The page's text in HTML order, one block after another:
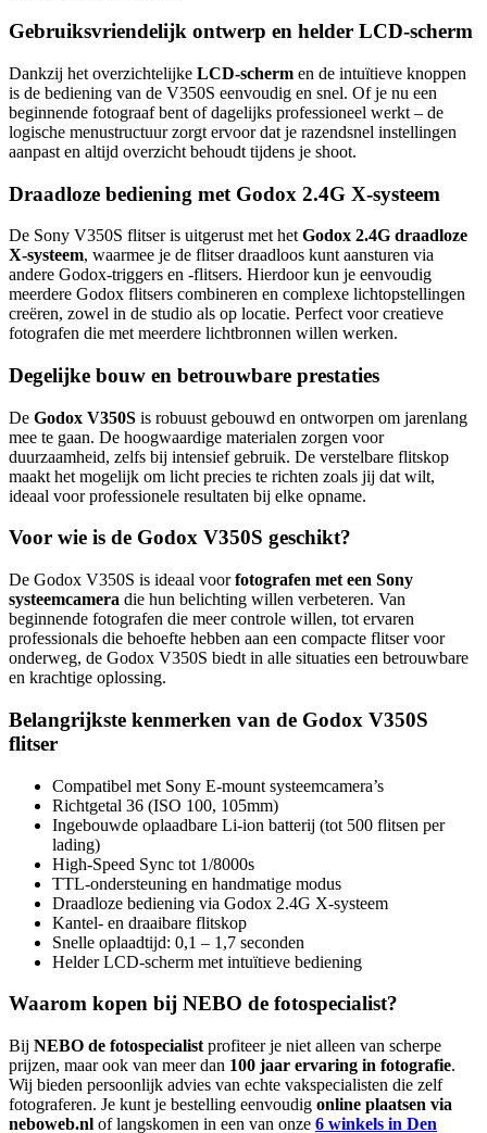
Gebruiksvriendelijk ontwerp en helder LCD-scherm
Dankzij het overzichtelijke LCD-scherm en de intuïtieve knoppen
is de bediening van de V350S eenvoudig en snel. Of je nu een
beginnende fotograaf bent of dagelijks professioneel werkt – de
logische menustructuur zorgt ervoor dat je razendsnel instellingen
aanpast en altijd overzicht behoudt tijdens je shoot.
Draadloze bediening met Godox 2.4G X-systeem
De Sony V350S flitser is uitgerust met het Godox 2.4G draadloze
X-systeem, waarmee je de flitser draadloos kunt aansturen via
andere Godox-triggers en -flitsers. Hierdoor kun je eenvoudig
meerdere Godox flitsers combineren en complexe lichtopstellingen
creëren, zowel in de studio als op locatie. Perfect voor creatieve
fotografen die met meerdere lichtbronnen willen werken.
Degelijke bouw en betrouwbare prestaties
De Godox V350S is robuust gebouwd en ontworpen om jarenlang
mee te gaan. De hoogwaardige materialen zorgen voor
duurzaamheid, zelfs bij intensief gebruik. De verstelbare flitskop
maakt het mogelijk om licht precies te richten zoals jij dat wilt,
ideaal voor professionele resultaten bij elke opname.
Voor wie is de Godox V350S geschikt?
De Godox V350S is ideaal voorfotografen met een Sony
systeemcamera die hun belichting willen verbeteren. Van
beginnende fotografen die meer controle willen, tot ervaren
professionals die behoefte hebben aan een compacte flitser voor
onderweg, de Godox V350S biedt in alle situaties een betrouwbare
en krachtige oplossing.
Belangrijkste kenmerken van de Godox V350S
flitser
Compatibel met Sony E-mount systeemcamera’s
Richtgetal 36 (ISO 100, 105mm)
Ingebouwde oplaadbare Li-ion batterij (tot 500 flitsen per
lading)
High-Speed Sync tot 1/8000s
TTL-ondersteuning en handmatige modus
Draadloze bediening via Godox 2.4G X-systeem
Kantel- en draaibare flitskop
Snelle oplaadtijd: 0,1 – 1,7 seconden
Helder LCD-scherm met intuïtieve bediening
Waarom kopen bij NEBO de fotospecialist?
Bij NEBO de fotospecialist profiteer je niet alleen van scherpe
prijzen, maar ook van meer dan 100 jaar ervaring in fotografie.
Wij bieden persoonlijk advies van echte vakspecialisten die zelf
fotograferen. Je kunt je bestelling eenvoudig online plaatsen via
neboweb.nl of langskomen in een van onze 6 winkels in Den